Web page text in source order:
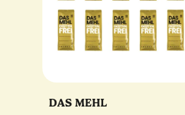
DAS MEHL